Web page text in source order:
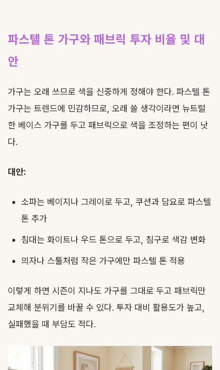
파스텔 톤 가구와 패브릭 투자 비율 및 대
안
가구는 오래 쓰므로 색을 신중하게 정해야 한다. 파스텔 톤
가구는 트렌드에 민감하므로, 오래 쓸 생각이라면 뉴트럴
한 베이스 가구를 두고 패브릭으로 색을 조정하는 편이 낫
다.
대안:
소파는 베이지나 그레이로 두고, 쿠션과 담요로 파스텔
톤 추가
침대는 화이트나 우드 톤으로 두고, 침구로 색감 변화
의자나 스툴처럼 작은 가구에만 파스텔 톤 적용
이렇게 하면 시즌이 지나도 가구를 그대로 두고 패브릭만
교체해 분위기를 바꿀 수 있다. 투자 대비 활용도가 높고,
실패했을 때 부담도 적다.